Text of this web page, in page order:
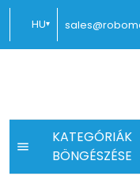
Ugrás
tartalomra
HU▾
pantolas.hu® –
Battery Strapping
KATEGÓRIÁK
BÖNGÉSZÉSE